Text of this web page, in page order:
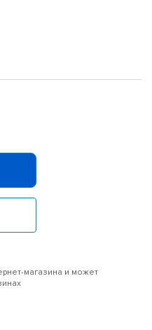
магазина и может